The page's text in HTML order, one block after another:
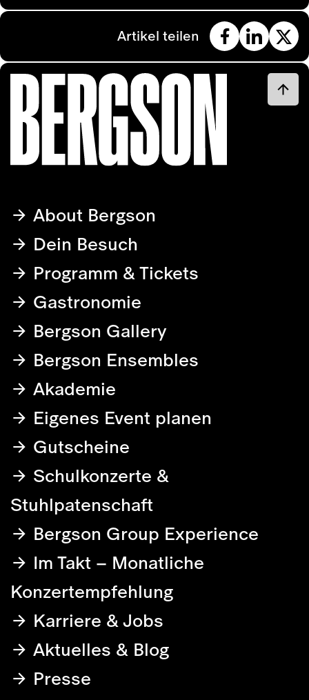
Artikel teilen
About Bergson
Dein Besuch
Programm & Tickets
Gastronomie
Bergson Gallery
Bergson Ensembles
Akademie
Eigenes Event planen
Gutscheine
Schulkonzerte &
Stuhlpatenschaft
Bergson Group Experience
Im Takt – Monatliche
Konzertempfehlung
Karriere & Jobs
Aktuelles & Blog
Presse